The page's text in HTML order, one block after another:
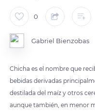
0
Gabriel Bienzobas
Chicha es el nombre que
bebidas derivadas
destilada del maíz y otros
aunque también, en menor